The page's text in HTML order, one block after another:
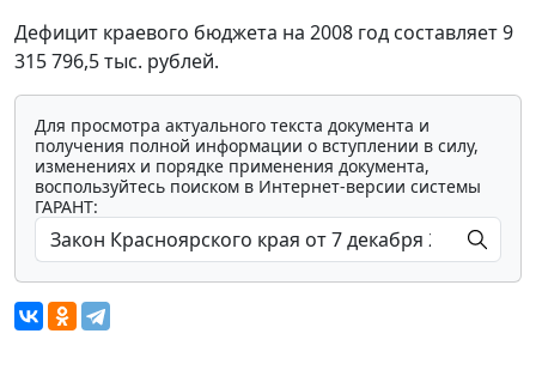
Дефицит краевого бюджета на 2008 год составляет 9
315 796,5 тыс. рублей.
Для просмотра актуального текста документа и
получения полной информации о вступлении в силу,
изменениях и порядке применения документа,
воспользуйтесь поиском в Интернет-версии системы
ГАРАНТ: